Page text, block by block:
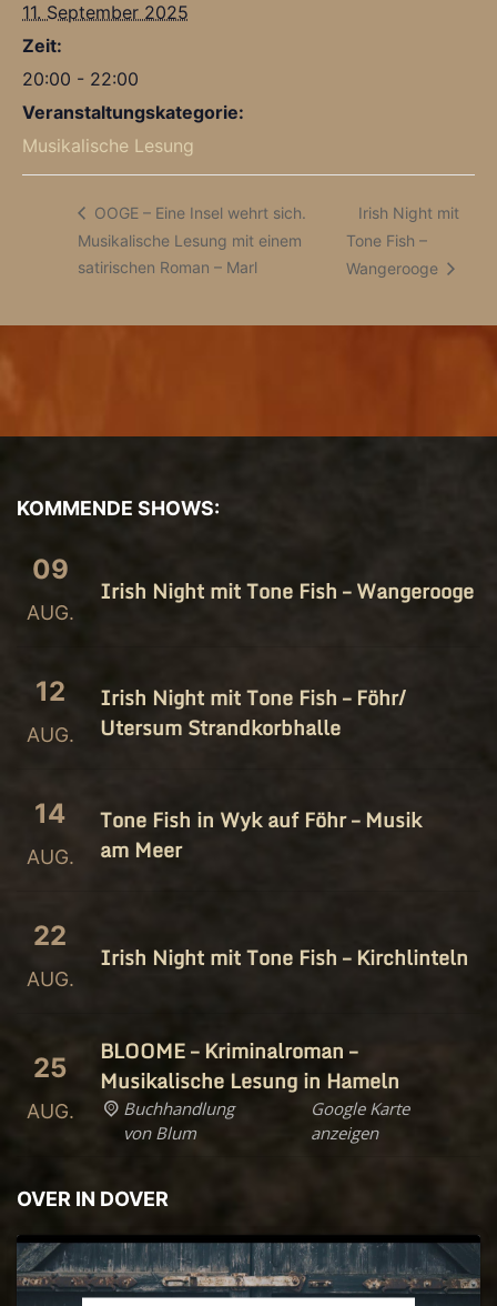
11. September 2025
Zeit:
20:00 - 22:00
Veranstaltungskategorie:
Musikalische Lesung
OOGE – Eine Insel wehrt sich.
Musikalische Lesung mit einem
satirischen Roman – Marl
Irish Night mit
Tone Fish –
Wangerooge
KOMMENDE SHOWS:
09
AUG.
Irish Night mit Tone Fish – Wangerooge
12
AUG.
Irish Night mit Tone Fish – Föhr/​
Utersum Strandkorbhalle
14
AUG.
Tone Fish in Wyk auf Föhr – Musik
am Meer
22
AUG.
Irish Night mit Tone Fish – Kirchlinteln
25
AUG.
BLOOME – Kriminalroman –
Musikalische Lesung in Hameln
Buchhandlung
von Blum
Google Karte
anzeigen
OVER IN DOVER